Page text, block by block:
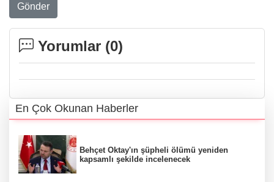
Gönder
Yorumlar (0)
En Çok Okunan Haberler
Behçet Oktay'ın şüpheli ölümü yeniden
kapsamlı şekilde incelenecek